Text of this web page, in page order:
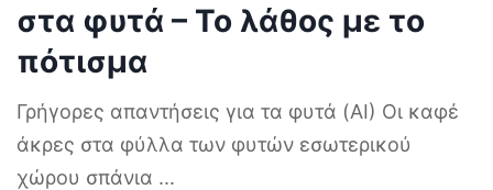
στα φυτά – Το λάθος με το
πότισμα
Γρήγορες απαντήσεις για τα φυτά (AI) Οι καφέ
άκρες στα φύλλα των φυτών εσωτερικού
χώρου σπάνια ...